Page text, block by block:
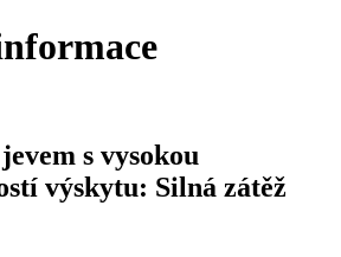
s vysokou
výskytu: Silná zátěž